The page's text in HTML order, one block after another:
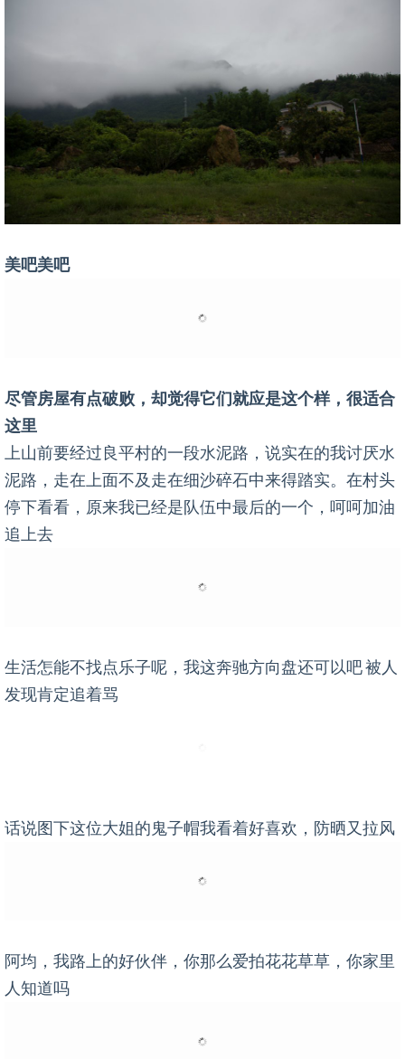
美吧美吧
尽管房屋有点破败，却觉得它们就应是这个样，很适合
这里
上山前要经过良平村的一段水泥路，说实在的我讨厌水
泥路，走在上面不及走在细沙碎石中来得踏实。在村头
停下看看，原来我已经是队伍中最后的一个，呵呵加油
追上去
生活怎能不找点乐子呢，我这奔驰方向盘还可以吧 被人
发现肯定追着骂
话说图下这位大姐的鬼子帽我看着好喜欢，防晒又拉风
阿均，我路上的好伙伴，你那么爱拍花花草草，你家里
人知道吗